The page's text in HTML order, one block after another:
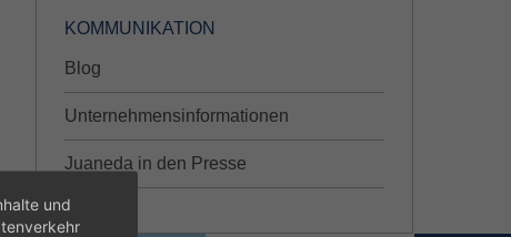
KOMMUNIKATION
Blog
Unternehmensinformationen
Juaneda in den Presse
und